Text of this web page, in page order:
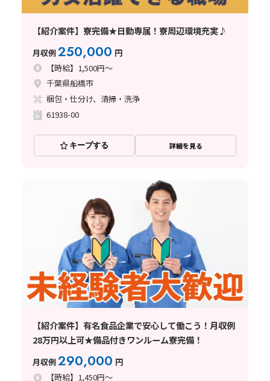
【紹介案件】寮完備★日勤専属！寮周辺環境充実♪
月収例250,000 円
【時給】1,500円～
千葉県船橋市
梱包・仕分け、清掃・洗浄
61938-00
キープする 詳細を見る
【紹介案件】有名食品企業で安心して働こう！月収例
28万円以上可★備品付きワンルーム寮完備！
月収例290,000 円
【時給】1,450円～